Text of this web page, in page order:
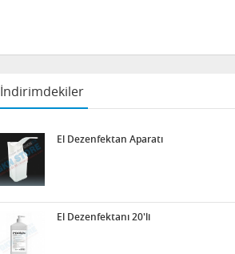
İndirimdekiler
El Dezenfektan Aparatı
El Dezenfektanı 20'li